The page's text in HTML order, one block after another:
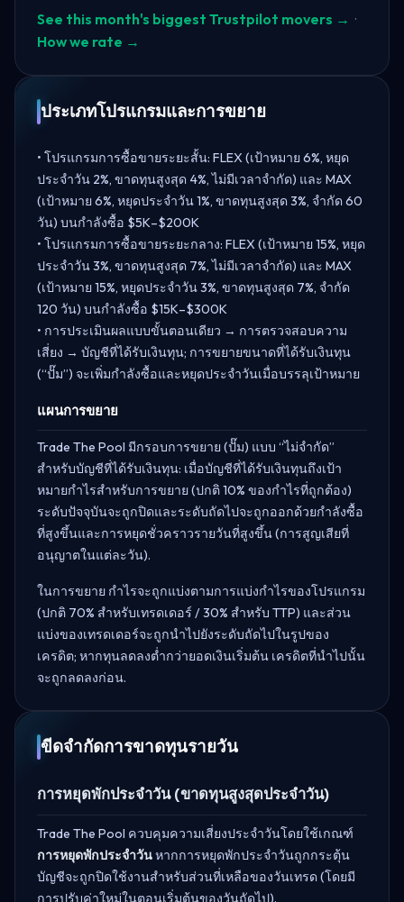
See this month's biggest Trustpilot movers → ·
How we rate →
ประเภทโปรแกรมและการขยาย
• โปรแกรมการซื้อขายระยะสั้น: FLEX (เป้าหมาย 6%, หยุด
ประจำวัน 2%, ขาดทุนสูงสุด 4%, ไม่มีเวลาจำกัด) และ MAX
(เป้าหมาย 6%, หยุดประจำวัน 1%, ขาดทุนสูงสุด 3%, จำกัด 60
วัน) บนกำลังซื้อ $5K–$200K
• โปรแกรมการซื้อขายระยะกลาง: FLEX (เป้าหมาย 15%, หยุด
ประจำวัน 3%, ขาดทุนสูงสุด 7%, ไม่มีเวลาจำกัด) และ MAX
(เป้าหมาย 15%, หยุดประจำวัน 3%, ขาดทุนสูงสุด 7%, จำกัด
120 วัน) บนกำลังซื้อ $15K–$300K
• การประเมินผลแบบขั้นตอนเดียว → การตรวจสอบความ
เสี่ยง → บัญชีที่ได้รับเงินทุน; การขยายขนาดที่ได้รับเงินทุน
(“ปั๊ม”) จะเพิ่มกำลังซื้อและหยุดประจำวันเมื่อบรรลุเป้าหมาย
แผนการขยาย
Trade The Pool มีกรอบการขยาย (ปั๊ม) แบบ “ไม่จำกัด”
สำหรับบัญชีที่ได้รับเงินทุน: เมื่อบัญชีที่ได้รับเงินทุนถึงเป้า
หมายกำไรสำหรับการขยาย (ปกติ 10% ของกำไรที่ถูกต้อง)
ระดับปัจจุบันจะถูกปิดและระดับถัดไปจะถูกออกด้วยกำลังซื้อ
ที่สูงขึ้นและการหยุดชั่วคราวรายวันที่สูงขึ้น (การสูญเสียที่
อนุญาตในแต่ละวัน).
ในการขยาย กำไรจะถูกแบ่งตามการแบ่งกำไรของโปรแกรม
(ปกติ 70% สำหรับเทรดเดอร์ / 30% สำหรับ TTP) และส่วน
แบ่งของเทรดเดอร์จะถูกนำไปยังระดับถัดไปในรูปของ
เครดิต; หากทุนลดลงต่ำกว่ายอดเงินเริ่มต้น เครดิตที่นำไปนั้น
จะถูกลดลงก่อน.
ขีดจำกัดการขาดทุนรายวัน
การหยุดพักประจำวัน (ขาดทุนสูงสุดประจำวัน)
Trade The Pool ควบคุมความเสี่ยงประจำวันโดยใช้เกณฑ์
การหยุดพักประจำวันหากการหยุดพักประจำวันถูกกระตุ้น
บัญชีจะถูกปิดใช้งานสำหรับส่วนที่เหลือของวันเทรด (โดยมี
การปรับค่าใหม่ในตอนเริ่มต้นของวันถัดไป).